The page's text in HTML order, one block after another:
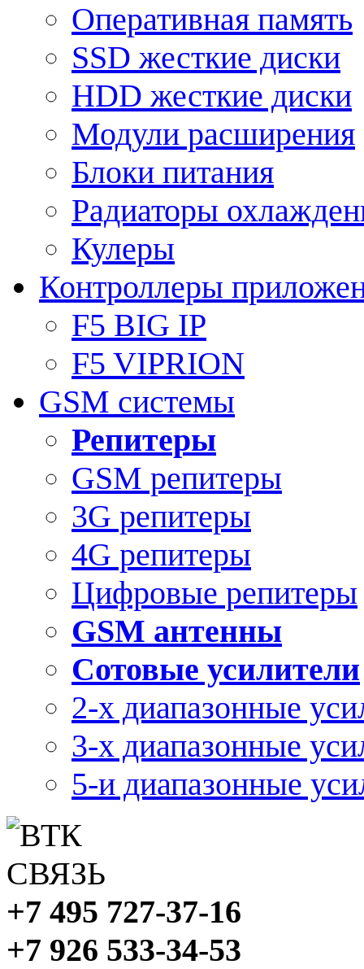
Оперативная память
SSD жесткие диски
HDD жесткие диски
Модули расширения
Блоки питания
Радиаторы
Кулеры
Контроллеры
F5 BIG IP
F5 VIPRION
GSM системы
Репитеры
GSM репитеры
3G репитеры
4G репитеры
Цифровые репитеры
GSM антенны
Сотовые усилители
2-х диапазонные
3-х диапазонные
5-и диапазонные
+7 495 727-37-16
+7 926 533-34-53